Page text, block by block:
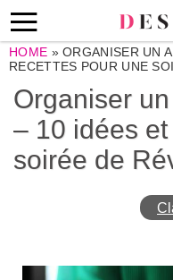
HOME »ORGANISER UN
RECETTES POUR UNE
Organiser
– 10 idées
soirée de